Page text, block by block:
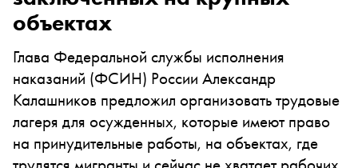
объектах
Глава Федеральной службы исполнения
наказаний (ФСИН) России Александр
Калашников предложил организовать трудовые
лагеря для осужденных, которые имеют право
на принудительные работы, на объектах, где